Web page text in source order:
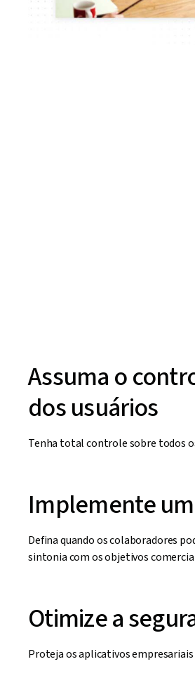
Assuma o
dos usuários
Tenha total controle sobre todos
Implemente
Defina quando os colaboradores
sintonia com os objetivos
Otimize a
Proteja os aplicativos